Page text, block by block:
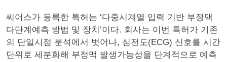
씨어스가 등록한 특허는 ‘다중시계열 입력 기반 부정맥
다단계예측 방법 및 장치’이다. 회사는 이번 특허가 기존
의 단일시점 분석에서 벗어나, 심전도(ECG) 신호를 시간
단위로 세분화해 부정맥 발생가능성을 단계적으로 예측